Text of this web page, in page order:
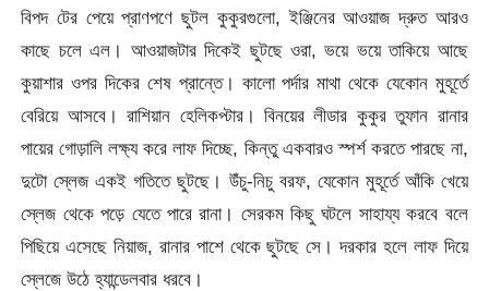
বিপদ টের পেয়ে প্রাণপণে ছুটল কুকুরগুলো, ইঞ্জিনের আওয়াজ দ্রুত আরও
কাছে চলে এল। আওয়াজটার দিকেই ছুটছে ওরা, ভয়ে ভয়ে তাকিয়ে আছে
কুয়াশার ওপর দিকের শেষ প্রান্তে। কালো পর্দার মাথা থেকে যেকোন মুহূর্তে
বেরিয়ে আসবে। রাশিয়ান হেলিকপ্টার। বিনয়ের লীডার কুকুর তুফান রানার
পায়ের গোড়ালি লক্ষ্য করে লাফ দিচ্ছে, কিন্তু একবারও স্পর্শ করতে পারছে না,
দুটো স্লেজ একই গতিতে ছুটছে। উঁচু-নিচু বরফ, যেকোন মুহূর্তে আঁকি খেয়ে
স্লেজ থেকে পড়ে যেতে পারে রানা। সেরকম কিছু ঘটলে সাহায্য করবে বলে
পিছিয়ে এসেছে নিয়াজ, রানার পাশে থেকে ছুটছে সে। দরকার হলে লাফ দিয়ে
স্লেজে উঠে হ্যান্ডেলবার ধরবে।